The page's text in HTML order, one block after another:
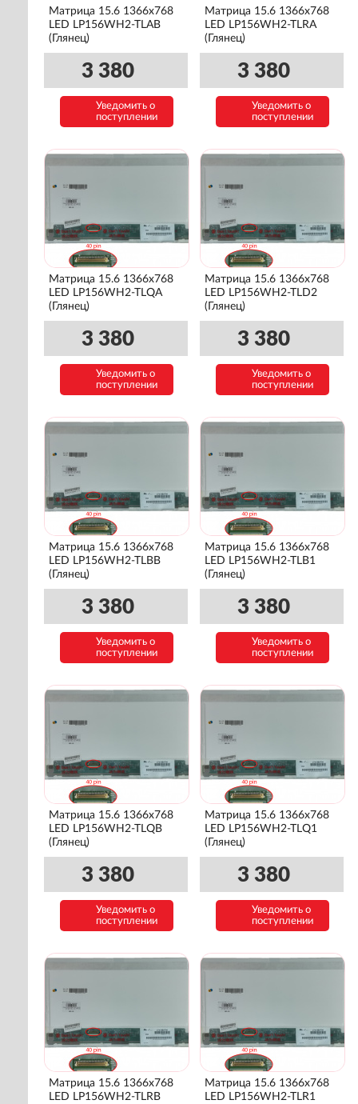
Матрица 15.6 1366x768
LED LP156WH2-TLAB
(Глянец)
3 380
Уведомить о
поступлении
Матрица 15.6 1366x768
LED LP156WH2-TLRA
(Глянец)
3 380
Уведомить о
поступлении
Матрица 15.6 1366x768
LED LP156WH2-TLQA
(Глянец)
3 380
Уведомить о
поступлении
Матрица 15.6 1366x768
LED LP156WH2-TLD2
(Глянец)
3 380
Уведомить о
поступлении
Матрица 15.6 1366x768
LED LP156WH2-TLBB
(Глянец)
3 380
Уведомить о
поступлении
Матрица 15.6 1366x768
LED LP156WH2-TLB1
(Глянец)
3 380
Уведомить о
поступлении
Матрица 15.6 1366x768
LED LP156WH2-TLQB
(Глянец)
3 380
Уведомить о
поступлении
Матрица 15.6 1366x768
LED LP156WH2-TLQ1
(Глянец)
3 380
Уведомить о
поступлении
Матрица 15.6 1366x768
LED LP156WH2-TLRB
Матрица 15.6 1366x768
LED LP156WH2-TLR1